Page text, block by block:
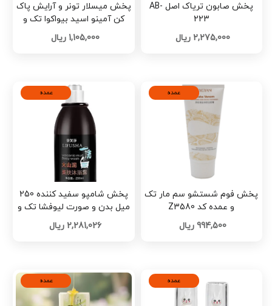
پخش صابون تریاک اصل AB-
223
2,275,000 ریال
پخش میسلار تونر و آرایش پاک
کن آمینو اسید بیواکوا تک و
عمده کد Z3584
1,105,000 ریال
عمده
پخش فوم شستشو سم مار تک
و عمده کد Z3580
994,500 ریال
عمده
پخش شامپو سفید کننده 250
میل بدن و صورت لیوفشا تک و
عمده کد B716
2,281,026 ریال
عمده عمده